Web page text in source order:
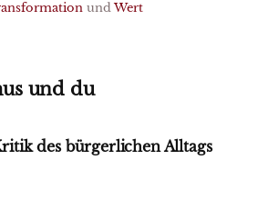
undWert
und du
des bürgerlichen Alltags